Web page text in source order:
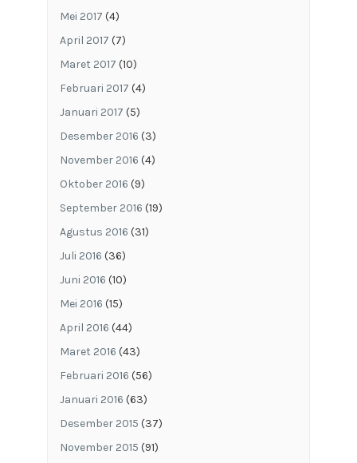
Mei 2017 (4)
April 2017 (7)
Maret 2017 (10)
Februari 2017 (4)
Januari 2017 (5)
Desember 2016 (3)
November 2016 (4)
Oktober 2016 (9)
September 2016 (19)
Agustus 2016 (31)
Juli 2016 (36)
Juni 2016 (10)
Mei 2016 (15)
April 2016 (44)
Maret 2016 (43)
Februari 2016 (56)
Januari 2016 (63)
Desember 2015 (37)
November 2015 (91)